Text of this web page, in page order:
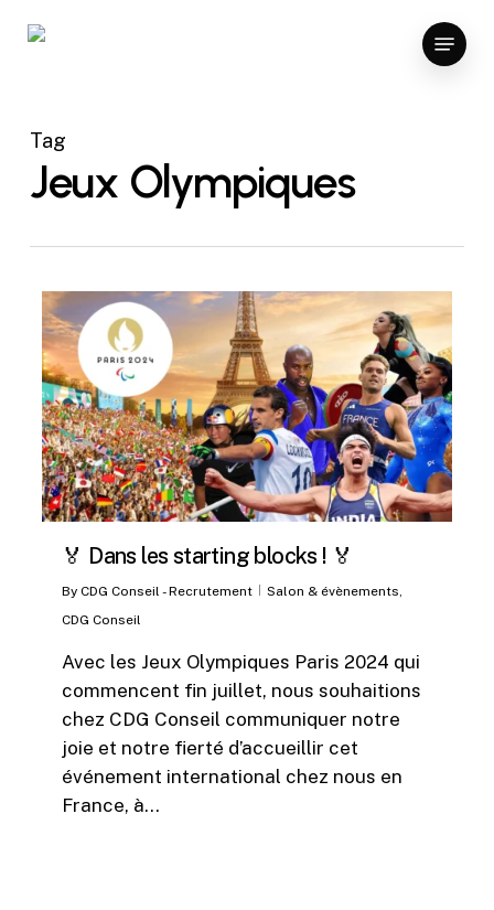
Menu
Tag
Jeux Olympiques
🏅 Dans les starting blocks ! 🏅
By CDG Conseil - Recrutement Salon & évènements
CDG Conseil
Avec les Jeux Olympiques Paris 2024 qui
commencent fin juillet, nous souhaitions
chez CDG Conseil communiquer notre
joie et notre fierté d’accueillir cet
événement international chez nous en
France, à…